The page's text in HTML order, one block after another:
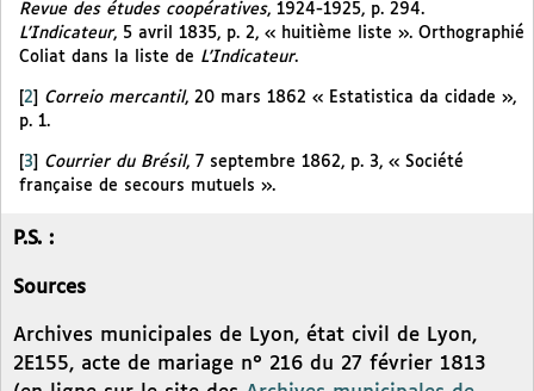
Revue des études coopératives, 1924-1925, p. 294.
L’Indicateur, 5 avril 1835, p. 2, « huitième liste ». Orthographié
Coliat dans la liste de L’Indicateur.
2 Correio mercantil, 20 mars 1862 « Estatistica da cidade »,
p. 1.
[3] Courrier du Brésil, 7 septembre 1862, p. 3, « Société
française de secours mutuels ».
P.S. :
Sources
Archives municipales de Lyon, état civil de Lyon,
2E155, acte de mariage n° 216 du 27 février 1813